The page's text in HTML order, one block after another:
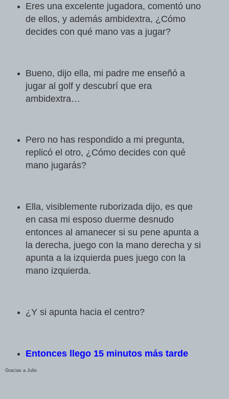
Eres una excelente jugadora, comentó uno
de ellos, y además ambidextra, ¿Cómo
decides con qué mano vas a jugar?
Bueno, dijo ella, mi padre me enseñó a
jugar al golf y descubrí que era
ambidextra…
Pero no has respondido a mi pregunta,
replicó el otro, ¿Cómo decides con qué
mano jugarás?
Ella, visiblemente ruborizada dijo, es que
en casa mi esposo duerme desnudo
entonces al amanecer si su pene apunta a
la derecha, juego con la mano derecha y si
apunta a la izquierda pues juego con la
mano izquierda.
¿Y si apunta hacia el centro?
Entonces llego 15 minutos más tarde
Gracias a Julio